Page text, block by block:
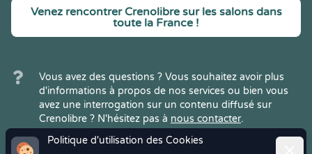
Politique d'utilisation des Cookies
Venez rencontrer Crenolibre sur les salons dans
toute la France !
Vous avez des questions ? Vous souhaitez avoir plus
d'informations à propos de nos services ou bien vous
avez une interrogation sur un contenu diffusé sur
Crenolibre ? N'hésitez pas à nous contacter.